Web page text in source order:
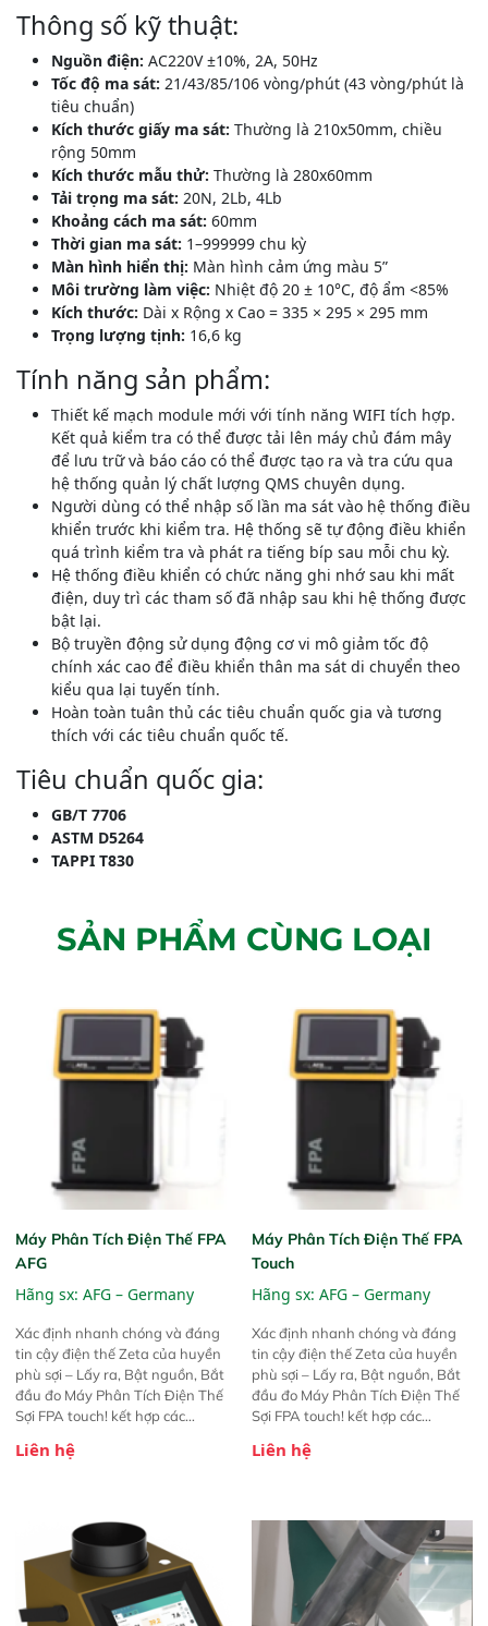
Thông số kỹ thuật:
Nguồn điện: AC220V ±10%, 2A, 50Hz
Tốc độ ma sát: 21/43/85/106 vòng/phút (43 vòng/phút là
tiêu chuẩn)
Kích thước giấy ma sát: Thường là 210x50mm, chiều
rộng 50mm
Kích thước mẫu thử: Thường là 280x60mm
Tải trọng ma sát: 20N, 2Lb, 4Lb
Khoảng cách ma sát: 60mm
Thời gian ma sát: 1–999999 chu kỳ
Màn hình hiển thị: Màn hình cảm ứng màu 5”
Môi trường làm việc: Nhiệt độ 20 ± 10°C, độ ẩm <85%
Kích thước: Dài x Rộng x Cao = 335 × 295 × 295 mm
Trọng lượng tịnh: 16,6 kg
Tính năng sản phẩm:
Thiết kế mạch module mới với tính năng WIFI tích hợp.
Kết quả kiểm tra có thể được tải lên máy chủ đám mây
để lưu trữ và báo cáo có thể được tạo ra và tra cứu qua
hệ thống quản lý chất lượng QMS chuyên dụng.
Người dùng có thể nhập số lần ma sát vào hệ thống điều
khiển trước khi kiểm tra. Hệ thống sẽ tự động điều khiển
quá trình kiểm tra và phát ra tiếng bíp sau mỗi chu kỳ.
Hệ thống điều khiển có chức năng ghi nhớ sau khi mất
điện, duy trì các tham số đã nhập sau khi hệ thống được
bật lại.
Bộ truyền động sử dụng động cơ vi mô giảm tốc độ
chính xác cao để điều khiển thân ma sát di chuyển theo
kiểu qua lại tuyến tính.
Hoàn toàn tuân thủ các tiêu chuẩn quốc gia và tương
thích với các tiêu chuẩn quốc tế.
Tiêu chuẩn quốc gia:
GB/T 7706
ASTM D5264
TAPPI T830
SẢN PHẨM CÙNG LOẠI
Máy Phân Tích Điện Thế FPA
AFG
Hãng sx: AFG – Germany
Xác định nhanh chóng và đáng
tin cậy điện thế Zeta của huyền
phù sợi – Lấy ra, Bật nguồn, Bắt
đầu đo Máy Phân Tích Điện Thế
Sợi FPA touch! kết hợp các
được chứng minh với sự đơn giản
trước đó. Nhưng so với các phiên
bản trước, FPA touch! nhỏ hơn và
nhẹ hơn đáng kể, đồng thời được
nâng cấp với các tính năng mới.
Liên hệ
Máy Phân Tích Điện Thế FPA
Touch
Hãng sx: AFG – Germany
Xác định nhanh chóng và đáng
tin cậy điện thế Zeta của huyền
phù sợi – Lấy ra, Bật nguồn, Bắt
đầu đo Máy Phân Tích Điện Thế
Sợi FPA touch! kết hợp các
được chứng minh với sự đơn giản
trước đó. Nhưng so với các phiên
bản trước, FPA touch! nhỏ hơn và
nhẹ hơn đáng kể, đồng thời được
nâng cấp với các tính năng mới.
Liên hệ